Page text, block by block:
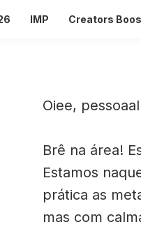
IMP Creators
Oiee,
Brê na área!
Estamos
prática as
mas com